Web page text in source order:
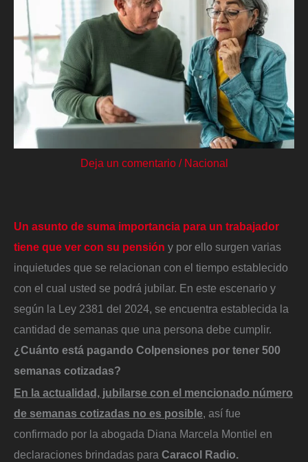
Deja un comentario / Nacional
Un asunto de suma importancia para un trabajador
tiene que ver con su pensión y por ello surgen varias
inquietudes que se relacionan con el tiempo establecido
con el cual usted se podrá jubilar. En este escenario y
según la Ley 2381 del 2024, se encuentra establecida la
cantidad de semanas que una persona debe cumplir.
¿Cuánto está pagando Colpensiones por tener 500
semanas cotizadas?
En la actualidad, jubilarse con el mencionado número
de semanas cotizadas no es posible , así fue
confirmado por la abogada Diana Marcela Montiel en
declaraciones brindadas para Caracol Radio.